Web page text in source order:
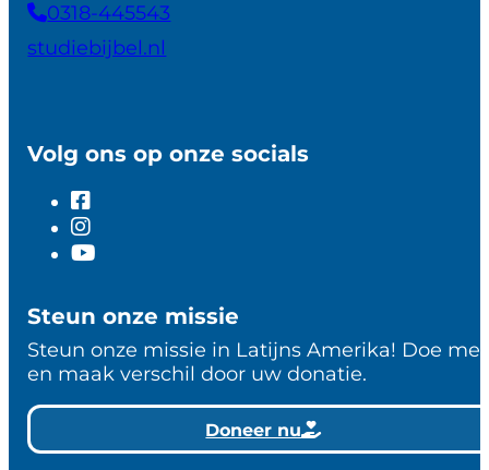
0318-445543
studiebijbel.nl
Volg ons op onze socials
Steun onze missie
Steun onze missie in Latijns Amerika! Doe
en maak verschil door uw donatie.
Doneer nu